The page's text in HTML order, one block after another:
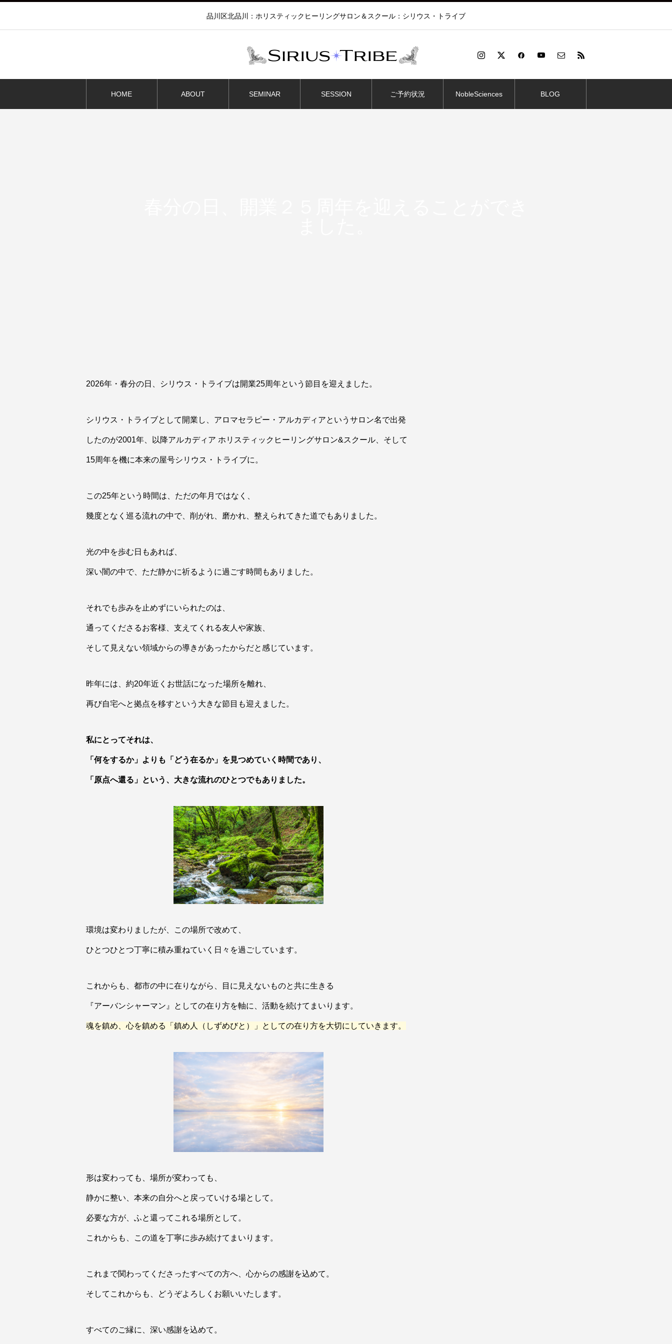
品川区北品川：ホリスティックヒーリングサロン＆スクール：シリウス・トライブ
HOME ABOUT SEMINAR SESSION ご予約状況 NobleSciences BLOG
2026年・春分の日、シリウス・トライブは開業25周年という節目を迎えました。
シリウス・トライブとして開業し、アロマセラピー・アルカディアというサロン名で出発
したのが2001年、以降アルカディア ホリスティックヒーリングサロン&スクール、そして
15周年を機に本来の屋号シリウス・トライブに。
この25年という時間は、ただの年月ではなく、
幾度となく巡る流れの中で、削がれ、磨かれ、整えられてきた道でもありました。
光の中を歩む日もあれば、
深い闇の中で、ただ静かに祈るように過ごす時間もありました。
それでも歩みを止めずにいられたのは、
通ってくださるお客様、支えてくれる友人や家族、
そして見えない領域からの導きがあったからだと感じています。
昨年には、約20年近くお世話になった場所を離れ、
再び自宅へと拠点を移すという大きな節目も迎えました。
私にとってそれは、
「何をするか」よりも「どう在るか」を見つめていく時間であり、
「原点へ還る」という、大きな流れのひとつでもありました。
環境は変わりましたが、この場所で改めて、
ひとつひとつ丁寧に積み重ねていく日々を過ごしています。
これからも、 都市の中に在りながら、目に見えないものと共に生きる
『アーバンシャーマン』としての在り方を軸に、活動を続けてまいります。
魂を鎮め、 心を鎮める「鎮め人（しずめびと）」としての在り方を大切にしていきます。
形は変わっても、場所が変わっても、
静かに整い、本来の自分へと戻っていける場として。
必要な方が、ふと還ってこれる場所として。
これからも、この道を丁寧に歩み続けてまいります。
これまで関わってくださったすべての方へ、心からの感謝を込めて。
そしてこれからも、どうぞよろしくお願いいたします。
すべてのご縁に、深い感謝を込めて。